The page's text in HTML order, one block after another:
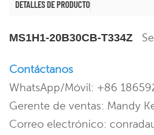
DETALLES DE PRODUCTO
MS1H1-20B30CB-T334Z
Contáctanos
WhatsApp/Móvil: +86
Gerente de ventas: Mandy
Correo electrónico: